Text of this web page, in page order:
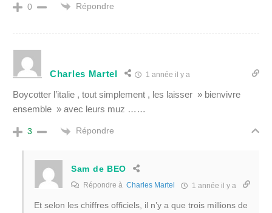
0 Répondre
Charles Martel 1 année il y a
Boycotter l’italie , tout simplement , les laisser » bienvivre
ensemble » avec leurs muz ……
3 Répondre
Sam de BEO
Répondre à Charles Martel 1 année il y a
Et selon les chiffres officiels, il n’y a que trois millions de